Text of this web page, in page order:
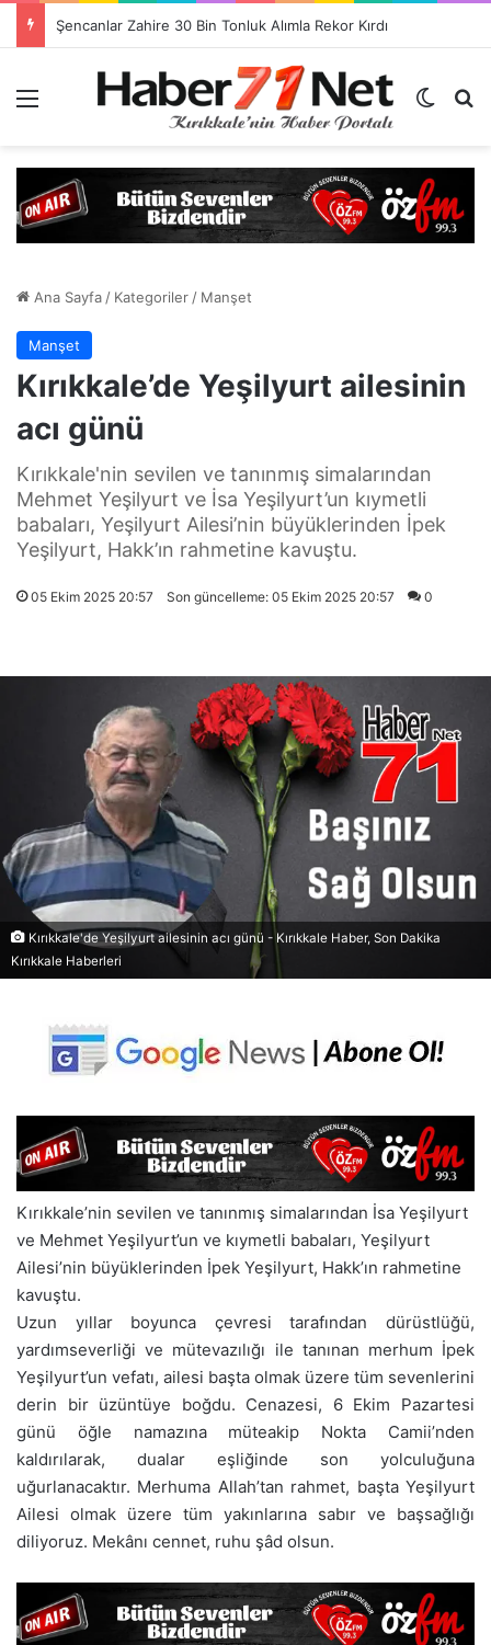
Dış
Ana Sayfa/ Kategoriler/ Manşet
Manşet
Kırıkkale’de Yeşilyurt ailesinin
acı günü
Kırıkkale'nin sevilen ve tanınmış simalarından
Mehmet Yeşilyurt ve İsa Yeşilyurt’un kıymetli
babaları, Yeşilyurt Ailesi’nin büyüklerinden İpek
Yeşilyurt, Hakk’ın rahmetine kavuştu.
05 Ekim 2025 20:57 Son güncelleme: 05 Ekim 2025 20:57 0
Kırıkkale'de Yeşilyurt ailesinin acı günü - Kırıkkale Haber, Son Dakika
Kırıkkale Haberleri
Kırıkkale’nin sevilen ve tanınmış simalarından İsa Yeşilyurt
ve Mehmet Yeşilyurt’un ve kıymetli babaları, Yeşilyurt
Ailesi’nin büyüklerinden İpek Yeşilyurt, Hakk’ın rahmetine
kavuştu.
Uzun yıllar boyunca çevresi tarafından dürüstlüğü,
yardımseverliği ve mütevazılığı ile tanınan merhum İpek
Yeşilyurt’un vefatı, ailesi başta olmak üzere tüm sevenlerini
derin bir üzüntüye boğdu. Cenazesi, 6 Ekim Pazartesi
günü öğle namazına müteakip Nokta Camii’nden
kaldırılarak, dualar eşliğinde son yolculuğuna
uğurlanacaktır. Merhuma Allah’tan rahmet, başta Yeşilyurt
Ailesi olmak üzere tüm yakınlarına sabır ve başsağlığı
diliyoruz. Mekânı cennet, ruhu şâd olsun.